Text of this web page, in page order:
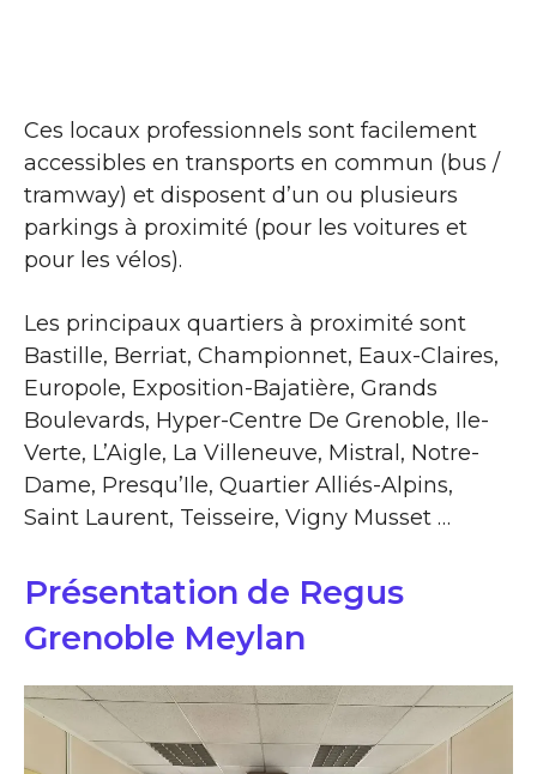
Ces locaux professionnels sont facilement
accessibles en transports en commun (bus /
tramway) et disposent d’un ou plusieurs
parkings à proximité (pour les voitures et
pour les vélos).
Les principaux quartiers à proximité sont
Bastille, Berriat, Championnet, Eaux-Claires,
Europole, Exposition-Bajatière, Grands
Boulevards, Hyper-Centre De Grenoble, Ile-
Verte, L’Aigle, La Villeneuve, Mistral, Notre-
Dame, Presqu’Ile, Quartier Alliés-Alpins,
Saint Laurent, Teisseire, Vigny Musset …
Présentation de Regus
Grenoble Meylan